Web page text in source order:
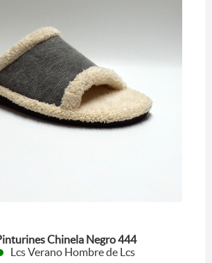
Chinela Negro 444
Lcs Verano Hombre de Lcs